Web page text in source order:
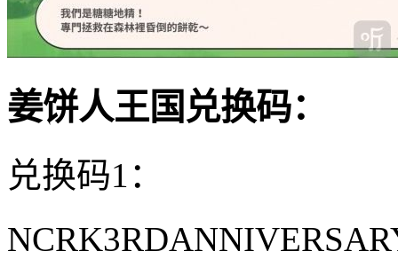
姜饼人王国兑换码：
兑换码1：